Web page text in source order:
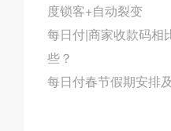
度锁客+自动裂变
每日付|商家收款码相
些？
每日付春节假期安排